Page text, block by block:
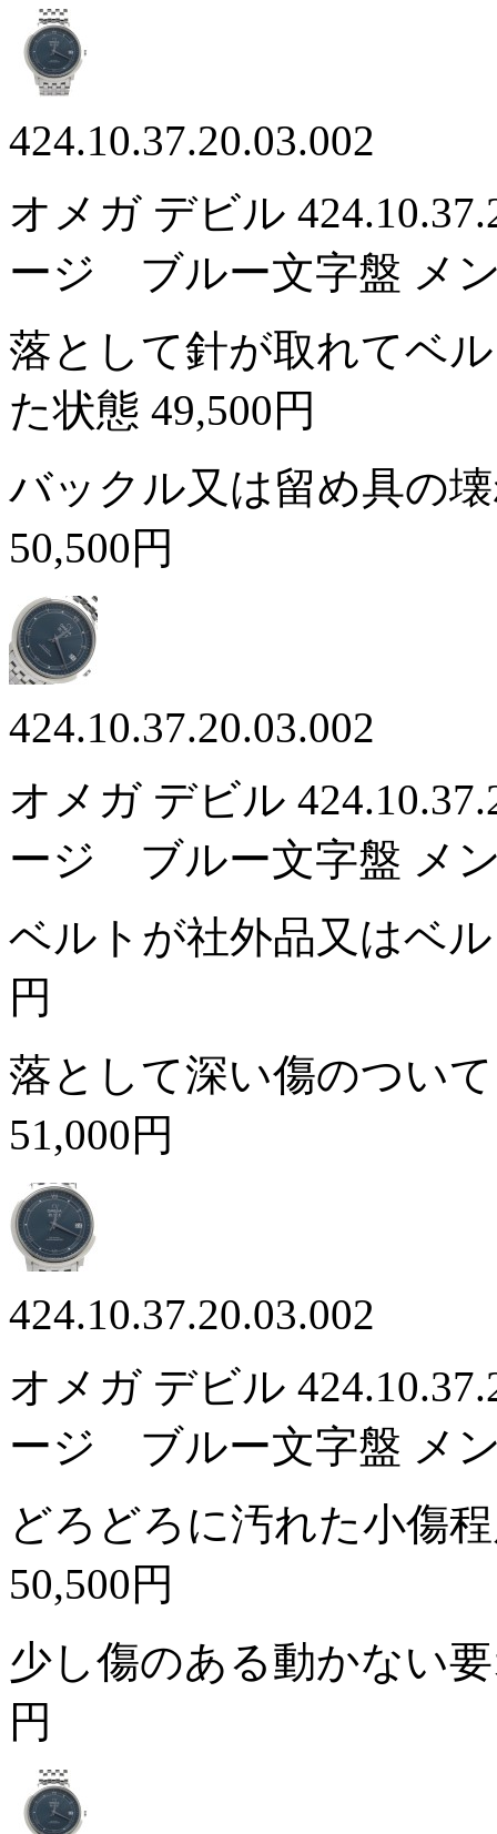
424.10.37.20.03.002
オメガ デビル
ージ ブルー文字盤 メ
落として針が取れてベ
た状態 49,500円
バックル又は留め具の
50,500円
424.10.37.20.03.002
オメガ デビル
ージ ブルー文字盤 メ
ベルトが社外品又はベ
円
落として深い傷のつい
51,000円
424.10.37.20.03.002
オメガ デビル
ージ ブルー文字盤 メ
どろどろに汚れた小傷
50,500円
少し傷のある動かない
円